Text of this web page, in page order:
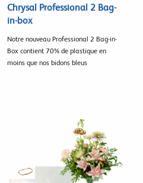
Chrysal Professional 2 Bag-
in-box
Notre nouveau Professional 2 Bag-in-
Box contient 70% de plastique en
moins que nos bidons bleus